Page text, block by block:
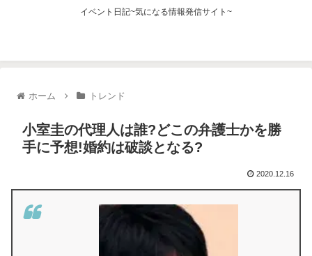
イベント日記~気になる情報発信サイト~
ホーム トレンド
小室圭の代理人は誰?どこの弁護士かを勝
手に予想!婚約は破談となる?
2020.12.16